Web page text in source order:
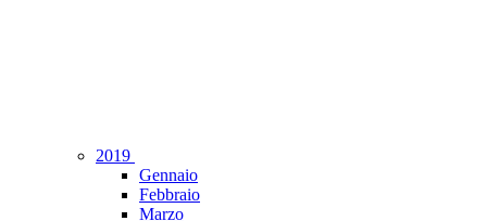
2019
Gennaio
Febbraio
Marzo